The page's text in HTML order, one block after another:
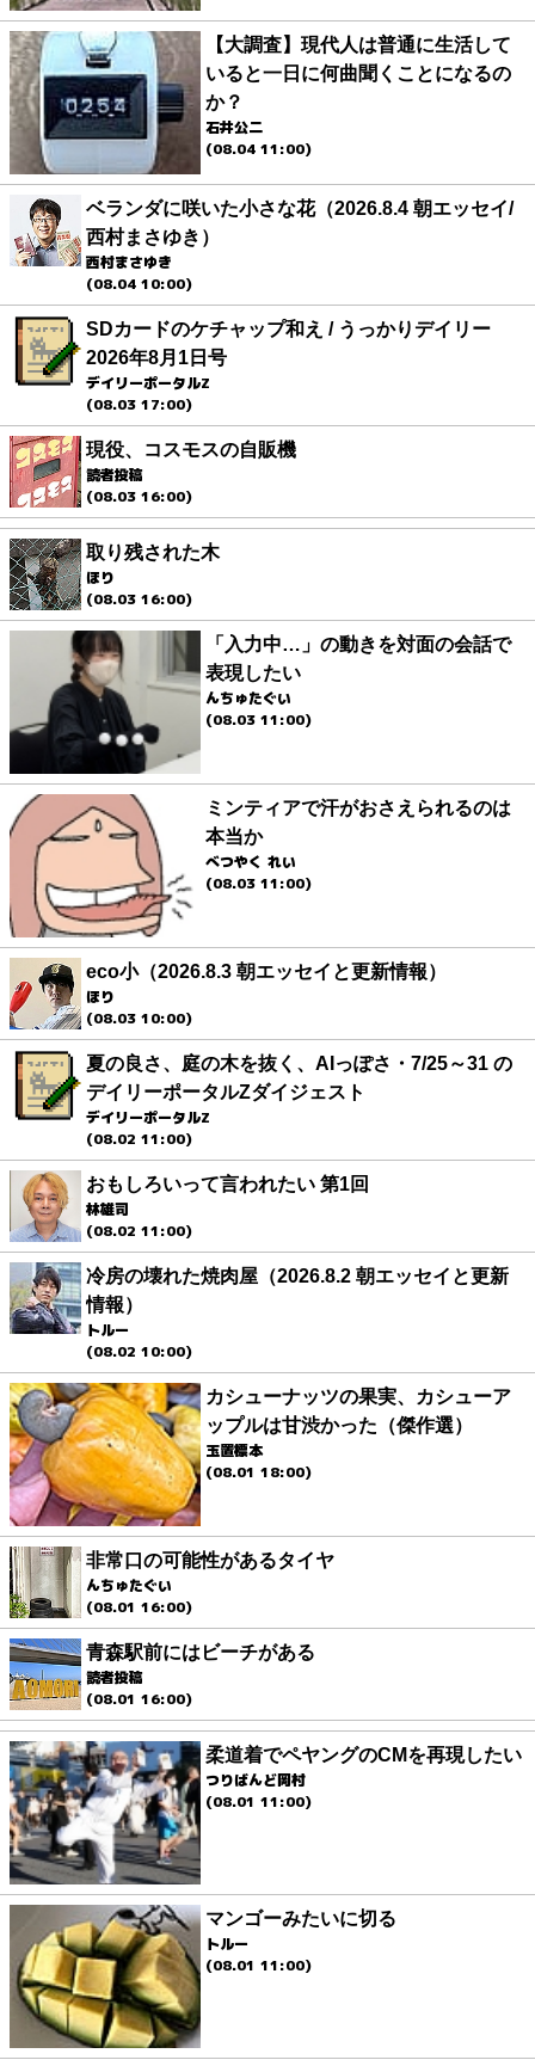
【大調査】現代人は普通に生活して
いると一日に何曲聞くことになるの
か？
石井公二
(08.04 11:00)
ベランダに咲いた小さな花（2026.8.4 朝エッセイ/
西村まさゆき）
西村まさゆき
(08.04 10:00)
SDカードのケチャップ和え / うっかりデイリー
2026年8月1日号
デイリーポータルZ
(08.03 17:00)
現役、コスモスの自販機
読者投稿
(08.03 16:00)
取り残された木
ほり
(08.03 16:00)
「入力中…」の動きを対面の会話で
表現したい
んちゅたぐい
(08.03 11:00)
ミンティアで汗がおさえられるのは
本当か
べつやく れい
(08.03 11:00)
eco小（2026.8.3 朝エッセイと更新情報）
ほり
(08.03 10:00)
夏の良さ、庭の木を抜く、AIっぽさ・7/25～31 の
デイリーポータルZダイジェスト
デイリーポータルZ
(08.02 11:00)
おもしろいって言われたい 第1回
林雄司
(08.02 11:00)
冷房の壊れた焼肉屋（2026.8.2 朝エッセイと更新
情報）
トルー
(08.02 10:00)
カシューナッツの果実、カシューア
ップルは甘渋かった（傑作選）
玉置標本
(08.01 18:00)
非常口の可能性があるタイヤ
んちゅたぐい
(08.01 16:00)
青森駅前にはビーチがある
読者投稿
(08.01 16:00)
柔道着でペヤングのCMを再現したい
つりばんど岡村
(08.01 11:00)
マンゴーみたいに切る
トルー
(08.01 11:00)